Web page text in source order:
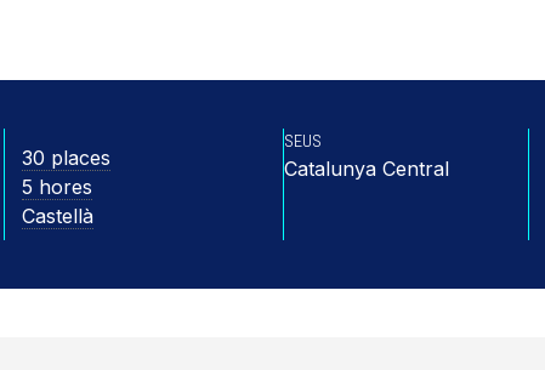
30 places
5 hores
Castellà
SEUS
Catalunya Central